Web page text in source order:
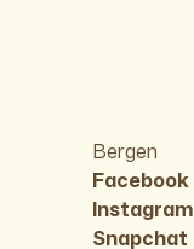
Bergen
Facebook
Instagram
Snapchat